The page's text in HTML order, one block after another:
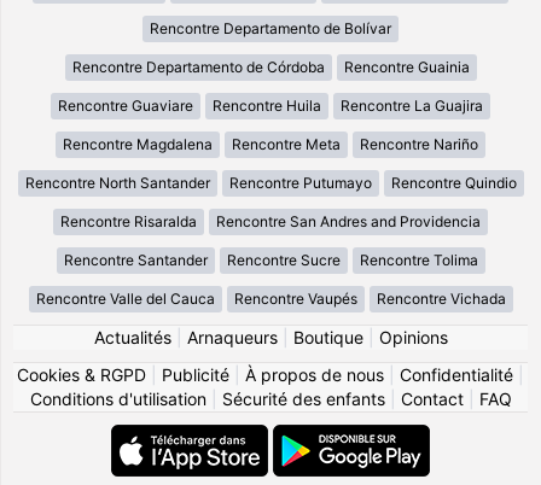
Rencontre Departamento de Bolívar
Rencontre Departamento de Córdoba Rencontre Guainia
Rencontre Guaviare Rencontre Huila Rencontre La Guajira
Rencontre Magdalena Rencontre Meta Rencontre Nariño
Rencontre North Santander Rencontre Putumayo Rencontre Quindio
Rencontre Risaralda Rencontre San Andres and Providencia
Rencontre Santander Rencontre Sucre Rencontre Tolima
Rencontre Valle del Cauca Rencontre Vaupés Rencontre Vichada
Actualités| Arnaqueurs| Boutique| Opinions
Cookies & RGPD
Publicité À propos de nous Confidentialité
Conditions d'utilisation| Sécurité des enfants| Contact| FAQ